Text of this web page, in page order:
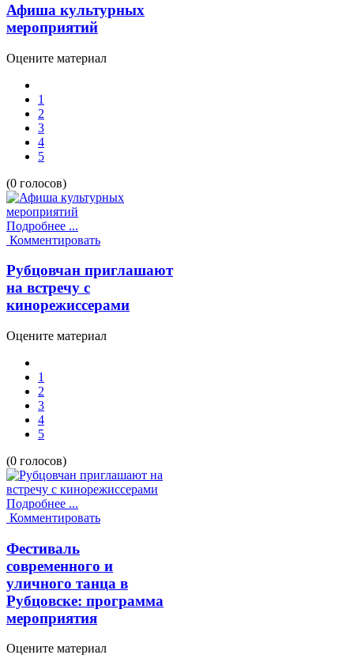
Афиша культурных
мероприятий
Оцените материал
1
2
3
4
5
(0 голосов)
Подробнее ...
Комментировать
Рубцовчан приглашают
на встречу с
кинорежиссерами
Оцените материал
1
2
3
4
5
(0 голосов)
Подробнее ...
Комментировать
Фестиваль
современного и
уличного танца в
Рубцовске: программа
мероприятия
Оцените материал